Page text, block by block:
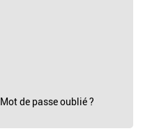
Mot de passe oublié ?